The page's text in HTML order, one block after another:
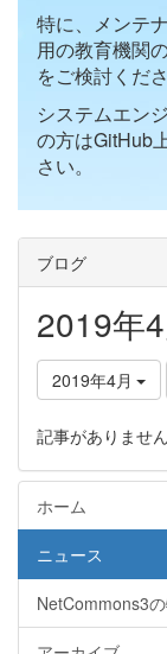
特に、メンテ
用の教育機関
をご検討くださ
システムエン
の方はGitHub
さい。
ブログ
2019年
2019年4月
記事がありません
ホーム
ニュース
NetCommons3